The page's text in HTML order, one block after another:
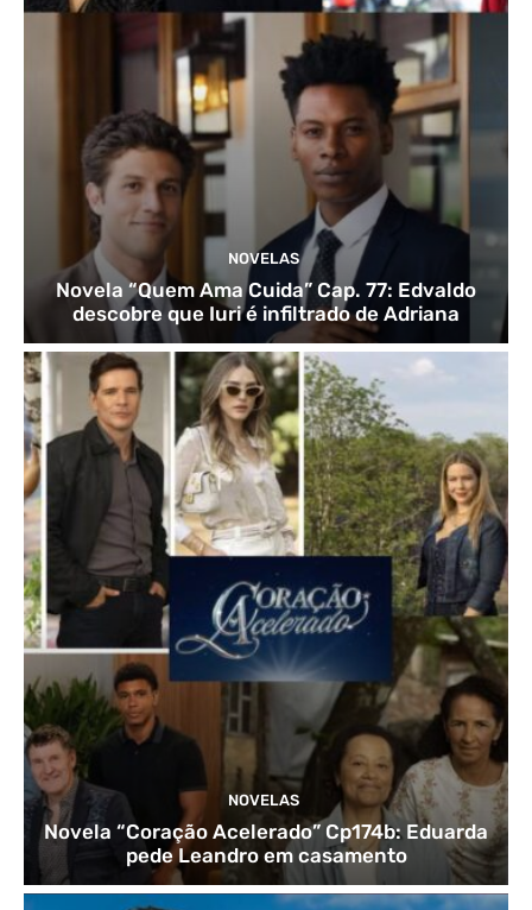
NOVELAS
Novela “Quem Ama Cuida” Cap. 77: Edvaldo
descobre que Iuri é infiltrado de Adriana
NOVELAS
Novela “Coração Acelerado” Cp174b: Eduarda
pede Leandro em casamento